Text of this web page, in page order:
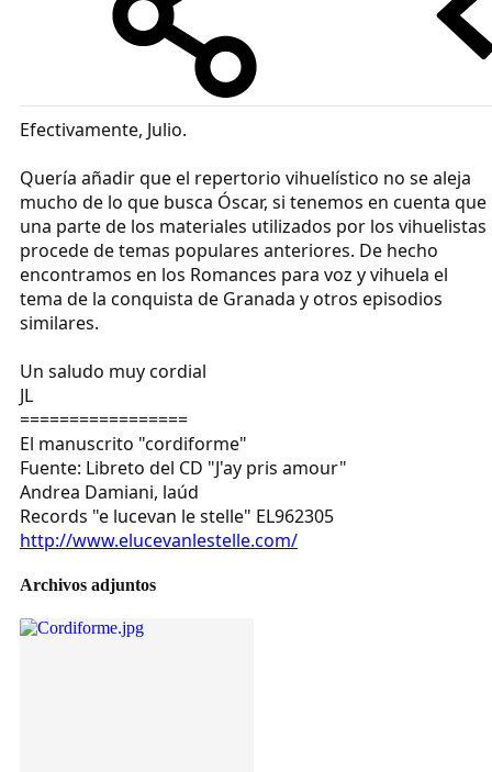
Efectivamente, Julio.
Quería añadir que el repertorio vihuelístico no se aleja
mucho de lo que busca Óscar, si tenemos en cuenta que
una parte de los materiales utilizados por los vihuelistas
procede de temas populares anteriores. De hecho
encontramos en los Romances para voz y vihuela el
tema de la conquista de Granada y otros episodios
similares.
Un saludo muy cordial
JL
=================
El manuscrito "cordiforme"
Fuente: Libreto del CD "J'ay pris amour"
Andrea Damiani, laúd
Records "e lucevan le stelle" EL962305
http://www.elucevanlestelle.com/
Archivos adjuntos